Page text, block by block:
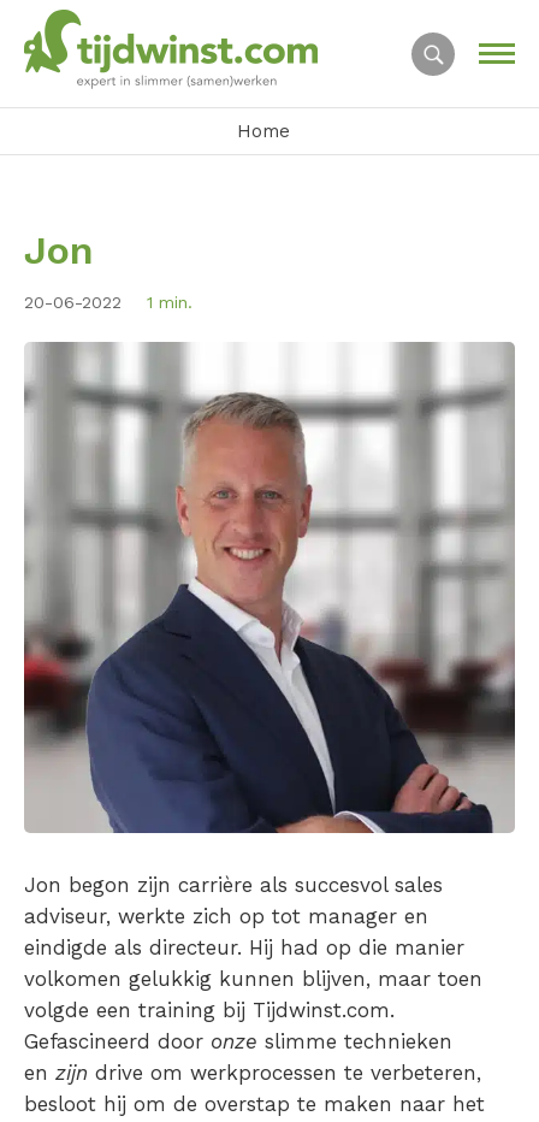
Home
Jon
20-06-2022 1 min.
Jon begon zijn carrière als succesvol sales
adviseur, werkte zich op tot manager en
eindigde als directeur. Hij had op die manier
volkomen gelukkig kunnen blijven, maar toen
volgde een training bij Tijdwinst.com.
Gefascineerd door onze slimme technieken
en zijn drive om werkprocessen te verbeteren,
besloot hij om de overstap te maken naar het